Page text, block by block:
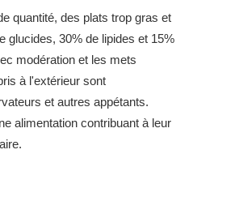
quantité, des plats trop gras et
glucides, 30% de lipides et 15%
modération et les mets
à l'extérieur sont
et autres appétants.
alimentation contribuant à leur